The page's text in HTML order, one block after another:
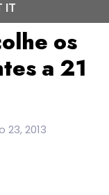
os
a 21
23, 2013
IT